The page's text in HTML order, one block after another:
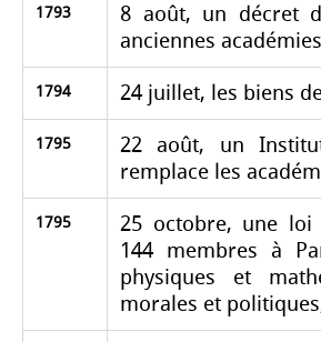
1793
8 août, un décret
anciennes
1794 24 juillet, les biens
1795
22 août, un
remplace les
1795
25 octobre, une loi
144 membres à
physiques et
morales et